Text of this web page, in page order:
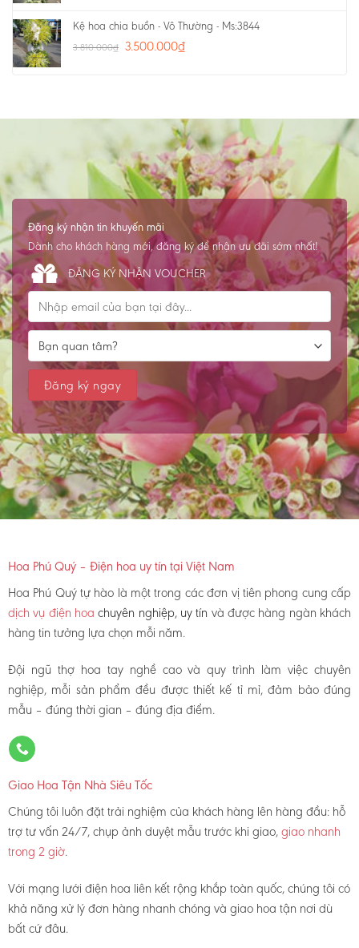
Kệ hoa chia buồn - Vô Thường - Ms:3844
3.810.000₫ 3.500.000₫
Đăng ký nhận tin khuyến mãi
Dành cho khách hàng mới, đăng ký để nhận ưu đãi sớm nhất!
ĐĂNG KÝ NHẬN VOUCHER
Hoa Phú Quý – Điện hoa uy tín tại Việt Nam
Hoa Phú Quý tự hào là một trong các đơn vị tiên phong cung cấp
dịch vụ điện hoachuyên nghiệp, uy tín và được hàng ngàn khách
hàng tin tưởng lựa chọn mỗi năm.
Đội ngũ thợ hoa tay nghề cao và quy trình làm việc chuyên
nghiệp, mỗi sản phẩm đều được thiết kế tỉ mỉ, đảm bảo đúng
mẫu – đúng thời gian – đúng địa điểm.
Giao Hoa Tận Nhà Siêu Tốc
Chúng tôi luôn đặt trải nghiệm của khách hàng lên hàng đầu: hỗ
trợ tư vấn 24/7, chụp ảnh duyệt mẫu trước khi giao,giao nhanh
trong 2 giờ.
Với mạng lưới điện hoa liên kết rộng khắp toàn quốc, chúng tôi có
khả năng xử lý đơn hàng nhanh chóng và giao hoa tận nơi dù
bất cứ đâu.